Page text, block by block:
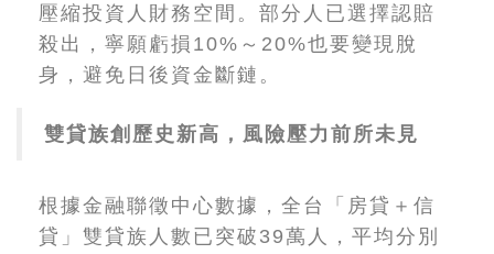
壓縮投資人財務空間。部分人已選擇認賠
殺出，寧願虧損10%～20%也要變現脫
身，避免日後資金斷鏈。
雙貸族創歷史新高，風險壓力前所未見
根據金融聯徵中心數據，全台「房貸＋信
貸」雙貸族人數已突破39萬人，平均分別